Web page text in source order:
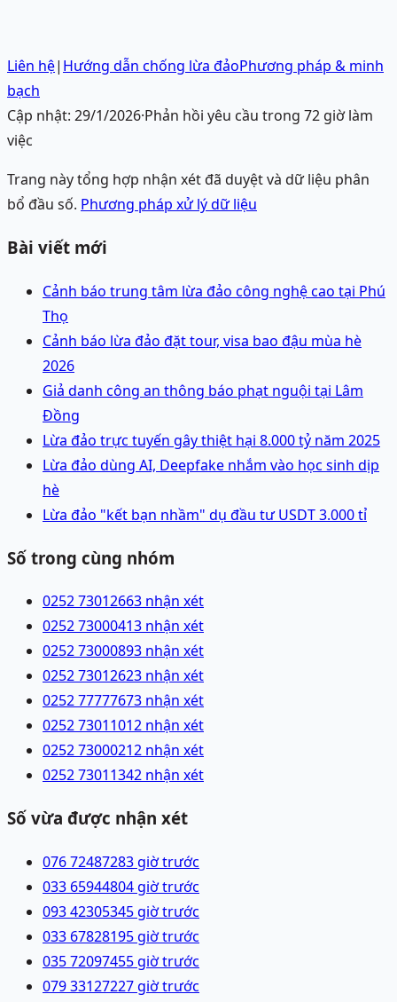
Liên hệ| Hướng dẫn chống lừa đảoPhương pháp & minh
bạch
Cập nhật: 29/1/2026·Phản hồi yêu cầu trong 72 giờ làm
việc
Trang này tổng hợp nhận xét đã duyệt và dữ liệu phân
bổ đầu số. Phương pháp xử lý dữ liệu
Bài viết mới
Cảnh báo trung tâm lừa đảo công nghệ cao tại Phú
Thọ
Cảnh báo lừa đảo đặt tour, visa bao đậu mùa hè
2026
Giả danh công an thông báo phạt nguội tại Lâm
Đồng
Lừa đảo trực tuyến gây thiệt hại 8.000 tỷ năm 2025
Lừa đảo dùng AI, Deepfake nhắm vào học sinh dịp
hè
Lừa đảo "kết bạn nhầm" dụ đầu tư USDT 3.000 tỉ
Số trong cùng nhóm
0252 73012663 nhận xét
0252 73000413 nhận xét
0252 73000893 nhận xét
0252 73012623 nhận xét
0252 77777673 nhận xét
0252 73011012 nhận xét
0252 73000212 nhận xét
0252 73011342 nhận xét
Số vừa được nhận xét
076 72487283 giờ trước
033 65944804 giờ trước
093 42305345 giờ trước
033 67828195 giờ trước
035 72097455 giờ trước
079 33127227 giờ trước